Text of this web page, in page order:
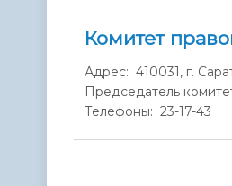
Комитет
Адрес: 410031, г.
Председатель
Телефоны: 23-17-43